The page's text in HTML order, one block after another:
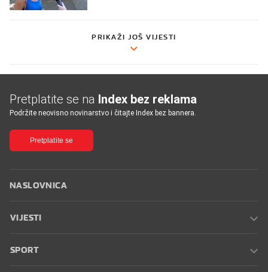
PRIKAŽI JOŠ VIJESTI
Pretplatite se na Index bez reklama
Podržite neovisno novinarstvo i čitajte Index bez bannera.
Pretplatite se
NASLOVNICA
VIJESTI
SPORT